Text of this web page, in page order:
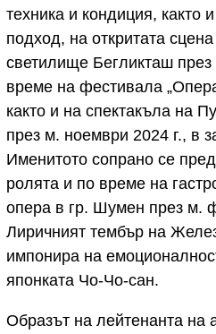
техника и кондиция, както
подход, на откритата
светилище Бегликташ през
време на фестивала
както и на спектакъла на
през м. ноември 2024 г., в
Именитото сопрано се
ролята и по време на
опера в гр. Шумен през м.
Лиричният тембър на
импонира на
японката Чо-Чо-сан.
Образът на лейтенанта на